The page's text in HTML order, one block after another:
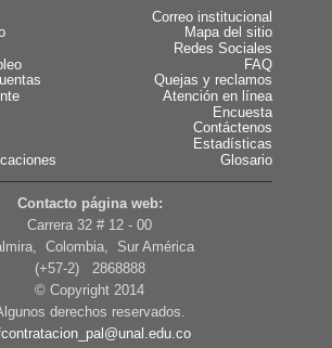
Correo institucional
Mapa del sitio
Redes Sociales
FAQ
Quejas y reclamos
Atención en línea
Encuesta
Contáctenos
Estadísticas
Glosario
Contacto página web:
Carrera 32 # 12 - 00
Colombia, Sur América
(+57-2) 2868888
© Copyright 2014
derechos reservados.